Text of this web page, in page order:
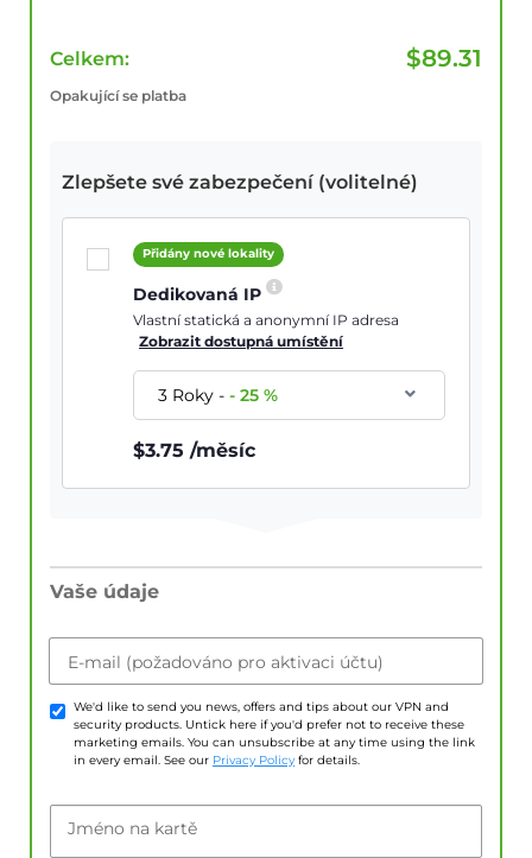
Celkem: $89.31
Opakující se platba
Zlepšete své zabezpečení (volitelné)
Přidány nové lokality
Dedikovaná IP
Vlastní statická a anonymní IP adresa
Zobrazit dostupná umístění
3 Roky--25 %
$3.75 /měsíc
Vaše údaje
E-mail (požadováno pro aktivaci účtu)
We'd like to send you news, offers and tips about our VPN and
security products. Untick here if you'd prefer not to receive these
marketing emails. You can unsubscribe at any time using the link
in every email. See our Privacy Policy for details.
Jméno na kartě